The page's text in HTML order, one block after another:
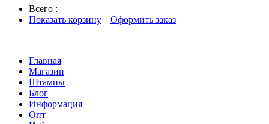
Всего :
Показать корзину | Оформить заказ
Главная
Магазин
Штампы
Блог
Информация
Опт